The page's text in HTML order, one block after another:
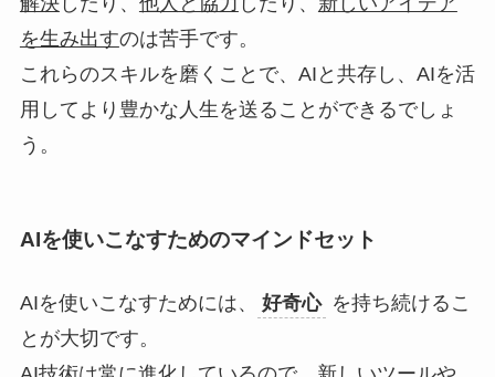
を生み出すのは苦手です。
これらのスキルを磨くことで、AIと共存し、AIを活
用してより豊かな人生を送ることができるでしょ
う。
AIを使いこなすためのマインドセット
AIを使いこなすためには、 好奇心 を持ち続けるこ
とが大切です。